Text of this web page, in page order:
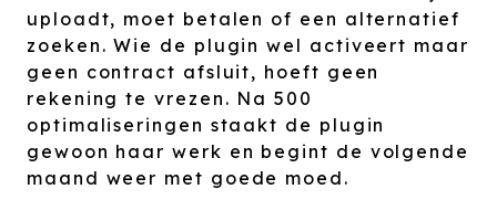
uploadt, moet betalen of een alternatief
zoeken. Wie de plugin wel activeert maar
geen contract afsluit, hoeft geen
rekening te vrezen. Na 500
optimaliseringen staakt de plugin
gewoon haar werk en begint de volgende
maand weer met goede moed.